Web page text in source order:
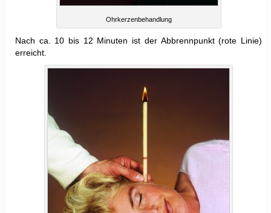
Ohrkerzenbehandlung
Nach ca. 10 bis 12 Minuten ist der Abbrennpunkt (rote Linie)
erreicht.